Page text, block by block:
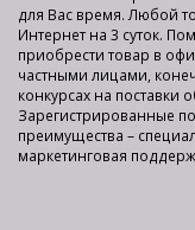
для Вас время. Любой
Интернет на 3 суток.
приобрести товар в
частными лицами,
конкурсах на
Зарегистрированные
преимущества –
маркетинговая